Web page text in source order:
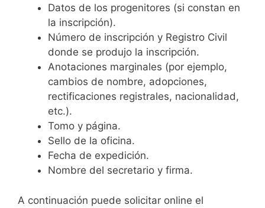
Datos de los progenitores (si constan en
la inscripción).
Número de inscripción y Registro Civil
donde se produjo la inscripción.
Anotaciones marginales (por ejemplo,
cambios de nombre, adopciones,
rectificaciones registrales, nacionalidad,
etc.).
Tomo y página.
Sello de la oficina.
Fecha de expedición.
Nombre del secretario y firma.
A continuación puede solicitar online el